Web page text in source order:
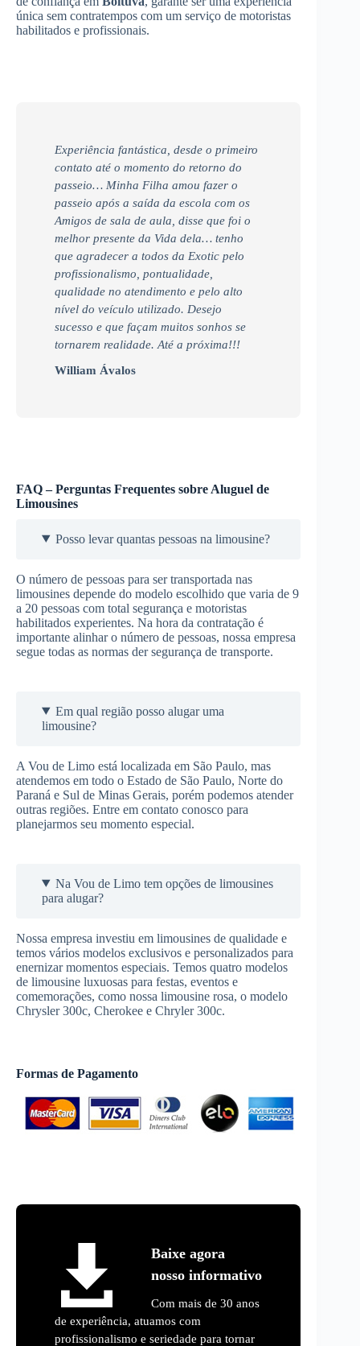
única sem contratempos com um serviço de motoristas
habilitados e profissionais.
Experiência fantástica, desde o primeiro
contato até o momento do retorno do
passeio… Minha Filha amou fazer o
passeio após a saída da escola com os
Amigos de sala de aula, disse que foi o
melhor presente da Vida dela… tenho
que agradecer a todos da Exotic pelo
profissionalismo, pontualidade,
qualidade no atendimento e pelo alto
nível do veículo utilizado. Desejo
sucesso e que façam muitos sonhos se
tornarem realidade. Até a próxima!!!
William Ávalos
FAQ – Perguntas Frequentes sobre Aluguel de
Limousines
Posso levar quantas pessoas na limousine?
O número de pessoas para ser transportada nas
limousines depende do modelo escolhido que varia de 9
a 20 pessoas com total segurança e motoristas
habilitados experientes. Na hora da contratação é
importante alinhar o número de pessoas, nossa empresa
segue todas as normas der segurança de transporte.
Em qual região posso alugar uma
limousine?
A Vou de Limo está localizada em São Paulo, mas
atendemos em todo o Estado de São Paulo, Norte do
Paraná e Sul de Minas Gerais, porém podemos atender
outras regiões. Entre em contato conosco para
planejarmos seu momento especial.
Na Vou de Limo tem opções de limousines
para alugar?
Nossa empresa investiu em limousines de qualidade e
temos vários modelos exclusivos e personalizados para
enernizar momentos especiais. Temos quatro modelos
de limousine luxuosas para festas, eventos e
comemorações, como nossa limousine rosa, o modelo
Chrysler 300c, Cherokee e Chryler 300c.
Formas de Pagamento
Baixe agora
nosso informativo
Com mais de 30 anos
de experiência, atuamos com
profissionalismo e seriedade para tornar